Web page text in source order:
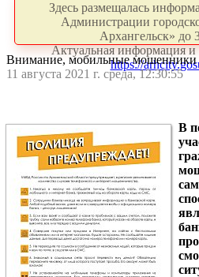
Здесь размещалась
Администрации
Архангельск» до
Актуальная информация и
https://
Внимание, мобильные мошенники
11 августа 2021 г. среда, 12:30:55
В